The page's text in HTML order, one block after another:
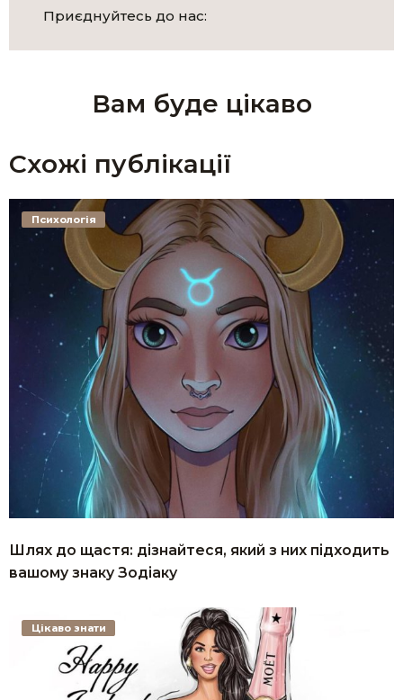
Приєднуйтесь до нас:
Вам буде цікаво
Схожі публікації
Шлях до щастя: дізнайтеся, який з них підходить
вашому знаку Зодіаку
Психологія
Цікаво знати